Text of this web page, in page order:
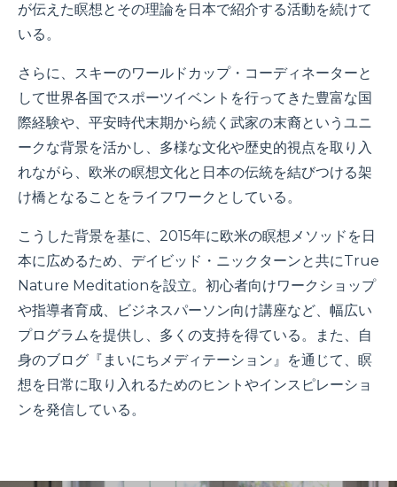
が伝えた瞑想とその理論を日本で紹介する活動を続けて
いる。
さらに、スキーのワールドカップ・コーディネーターと
して世界各国でスポーツイベントを行ってきた豊富な国
際経験や、平安時代末期から続く武家の末裔というユニ
ークな背景を活かし、多様な文化や歴史的視点を取り入
れながら、欧米の瞑想文化と日本の伝統を結びつける架
け橋となることをライフワークとしている。
こうした背景を基に、2015年に欧米の瞑想メソッドを日
本に広めるため、デイビッド・ニックターンと共にTrue
Nature Meditationを設立。初心者向けワークショップ
や指導者育成、ビジネスパーソン向け講座など、幅広い
プログラムを提供し、多くの支持を得ている。また、自
身のブログ『まいにちメディテーション』を通じて、瞑
想を日常に取り入れるためのヒントやインスピレーショ
ンを発信している。